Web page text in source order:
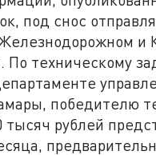
под снос
и
По техническому
победителю
тысяч рублей